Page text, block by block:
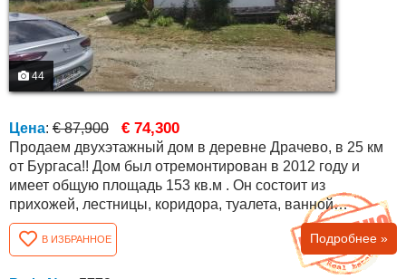
44
Цена: € 87,900 € 74,300
Продаем двухэтажный дом в деревне Драчево, в 25 км
от Бургаса!! Дом был отремонтирован в 2012 году и
имеет общую площадь 153 кв.м . Он состоит из
прихожей, лестницы, коридора, туалета, ванной
комнаты, гостиной с кухней, спальни и гаража на первом
этаже. Коридор, три комнаты, две из которых
переходные и большая терраса над гаражом - второй
В ИЗБРАННОЕ Подробнее »